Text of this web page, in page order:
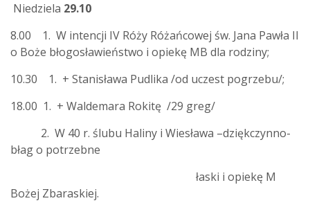
Niedziela 29.10
8.00 1. W intencji IV Róży Różańcowej św. Jana Pawła II
o Boże błogosławieństwo i opiekę MB dla rodziny;
10.30 1. + Stanisława Pudlika /od uczest pogrzebu/;
18.00 1. + Waldemara Rokitę /29 greg/
2. W 40 r. ślubu Haliny i Wiesława –dziękczynno-
błag o potrzebne
łaski i opiekę M
Bożej Zbaraskiej.